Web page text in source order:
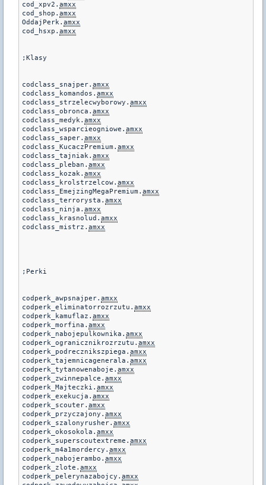
cod_xpv2. amxx
cod_shop. amxx
OddajPerk. amxx
cod_hsxp. amxx
;Klasy
codclass_snajper. amxx
codclass_komandos. amxx
codclass_strzelecwyborowy. amxx
codclass_obronca. amxx
codclass_medyk. amxx
codclass_wsparcieogniowe. amxx
codclass_saper. amxx
codclass_KucaczPremium. amxx
codclass_tajniak. amxx
codclass_pleban. amxx
codclass_kozak. amxx
codclass_krolstrzelcow. amxx
codclass_EmejzingMegaPremium. amxx
codclass_terrorysta. amxx
codclass_ninja. amxx
codclass_krasnolud. amxx
codclass_mistrz. amxx
;Perki
codperk_awpsnajper. amxx
codperk_eliminatorrozrzutu. amxx
codperk_kamuflaz. amxx
codperk_morfina. amxx
codperk_nabojepulkownika. amxx
codperk_ogranicznikrozrzutu. amxx
codperk_podrecznikszpiega. amxx
codperk_tajemnicagenerala. amxx
codperk_tytanowenaboje. amxx
codperk_zwinnepalce. amxx
codperk_Majteczki. amxx
codperk_exekucja. amxx
codperk_scouter. amxx
codperk_przyczajony. amxx
codperk_szalonyrusher. amxx
codperk_okosokola. amxx
codperk_superscoutextreme. amxx
codperk_m4a1mordercy. amxx
codperk_nabojerambo. amxx
codperk_zlote. amxx
codperk_pelerynazabojcy. amxx